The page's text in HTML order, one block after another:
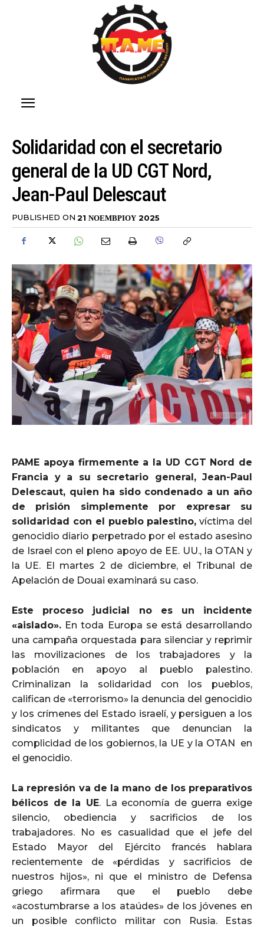
Solidaridad con el secretario
general de la UD CGT Nord,
Jean-Paul Delescaut
PUBLISHED ON 21 ΝΟΕΜΒΡΊΟΥ 2025
PAME apoya firmemente a la UD CGT Nord de
Francia y a su secretario general, Jean-Paul
Delescaut, quien ha sido condenado a un año
de prisión simplemente por expresar su
solidaridad con el pueblo palestino, víctima del
genocidio diario perpetrado por el estado asesino
de Israel con el pleno apoyo de EE. UU., la OTAN y
la UE. El martes 2 de diciembre, el Tribunal de
Apelación de Douai examinará su caso.
Este proceso judicial no es un incidente
«aislado». En toda Europa se está desarrollando
una campaña orquestada para silenciar y reprimir
las movilizaciones de los trabajadores y la
población en apoyo al pueblo palestino.
Criminalizan la solidaridad con los pueblos,
califican de «terrorismo» la denuncia del genocidio
y los crímenes del Estado israelí, y persiguen a los
sindicatos y militantes que denuncian la
complicidad de los gobiernos, la UE y la OTAN en
el genocidio.
La represión va de la mano de los preparativos
bélicos de la UE. La economía de guerra exige
silencio, obediencia y sacrificios de los
trabajadores. No es casualidad que el jefe del
Estado Mayor del Ejército francés hablara
recientemente de «pérdidas y sacrificios de
nuestros hijos», ni que el ministro de Defensa
griego afirmara que el pueblo debe
«acostumbrarse a los ataúdes» de los jóvenes en
un posible conflicto militar con Rusia. Estas